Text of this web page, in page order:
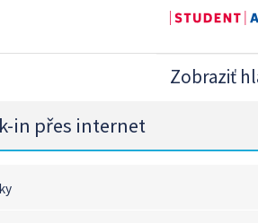
Zobraziť
in přes internet